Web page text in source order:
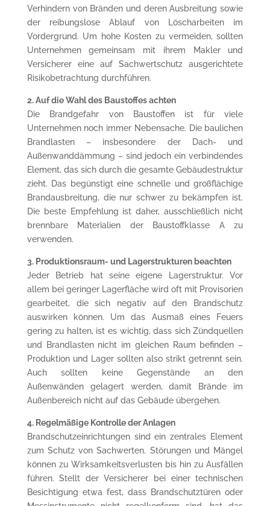
Verhindern von Bränden und deren Ausbreitung sowie
der reibungslose Ablauf von Löscharbeiten im
Vordergrund. Um hohe Kosten zu vermeiden, sollten
Unternehmen gemeinsam mit ihrem Makler und
Versicherer eine auf Sachwertschutz ausgerichtete
Risikobetrachtung durchführen.
2. Auf die Wahl des Baustoffes achten
Die Brandgefahr von Baustoffen ist für viele
Unternehmen noch immer Nebensache. Die baulichen
Brandlasten – insbesondere der Dach- und
Außenwanddämmung – sind jedoch ein verbindendes
Element, das sich durch die gesamte Gebäudestruktur
zieht. Das begünstigt eine schnelle und großflächige
Brandausbreitung, die nur schwer zu bekämpfen ist.
Die beste Empfehlung ist daher, ausschließlich nicht
brennbare Materialien der Baustoffklasse A zu
verwenden.
3. Produktionsraum- und Lagerstrukturen beachten
Jeder Betrieb hat seine eigene Lagerstruktur. Vor
allem bei geringer Lagerfläche wird oft mit Provisorien
gearbeitet, die sich negativ auf den Brandschutz
auswirken können. Um das Ausmaß eines Feuers
gering zu halten, ist es wichtig, dass sich Zündquellen
und Brandlasten nicht im gleichen Raum befinden –
Produktion und Lager sollten also strikt getrennt sein.
Auch sollten keine Gegenstände an den
Außenwänden gelagert werden, damit Brände im
Außenbereich nicht auf das Gebäude übergehen.
4. Regelmäßige Kontrolle der Anlagen
Brandschutzeinrichtungen sind ein zentrales Element
zum Schutz von Sachwerten. Störungen und Mängel
können zu Wirksamkeitsverlusten bis hin zu Ausfällen
führen. Stellt der Versicherer bei einer technischen
Besichtigung etwa fest, dass Brandschutztüren oder